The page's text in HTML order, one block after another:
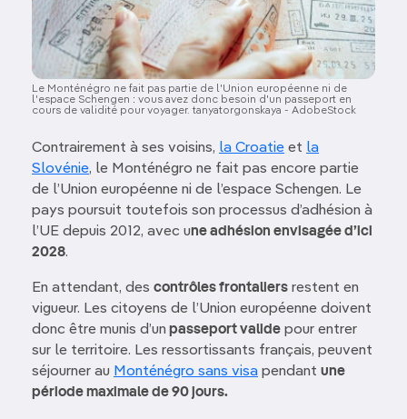
Le Monténégro ne fait pas partie de l'Union européenne ni de
l'espace Schengen : vous avez donc besoin d'un passeport en
cours de validité pour voyager. tanyatorgonskaya - AdobeStock
Contrairement à ses voisins, la Croatie et la
Slovénie, le Monténégro ne fait pas encore partie
de l’Union européenne ni de l’espace Schengen. Le
pays poursuit toutefois son processus d’adhésion à
l’UE depuis 2012, avec une adhésion envisagée d’ici
2028.
En attendant, des contrôles frontaliers restent en
vigueur. Les citoyens de l’Union européenne doivent
donc être munis d’un passeport valide pour entrer
sur le territoire. Les ressortissants français, peuvent
séjourner au Monténégro sans visa pendant une
période maximale de 90 jours.